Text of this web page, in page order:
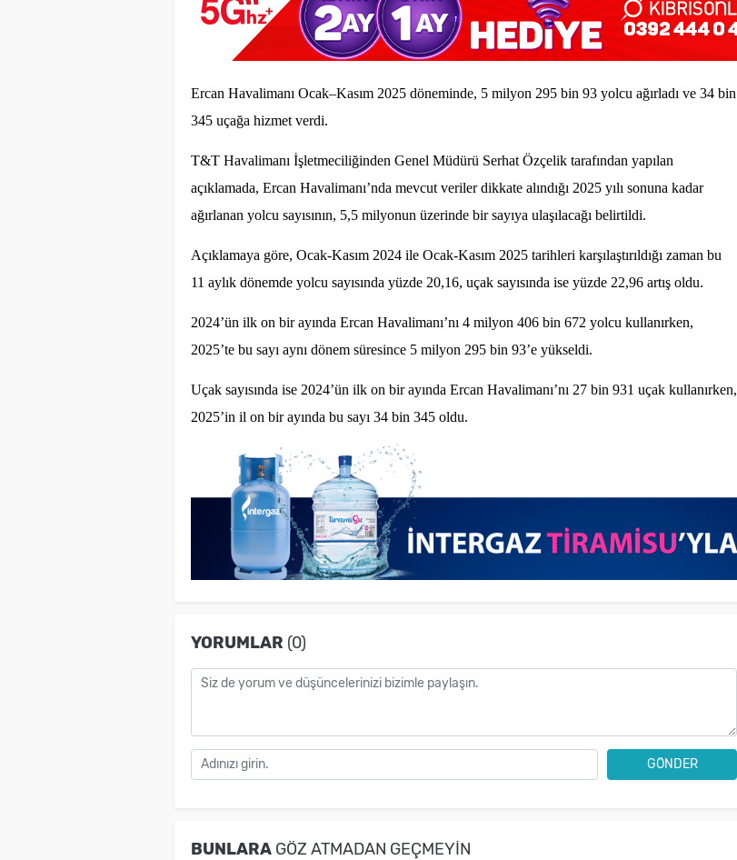
Ercan Havalimanı Ocak–Kasım 2025 döneminde, 5 milyon 295 bin 93 yolcu ağırladı ve 34 bin
345 uçağa hizmet verdi.
T&T Havalimanı İşletmeciliğinden Genel Müdürü Serhat Özçelik tarafından yapılan
açıklamada, Ercan Havalimanı’nda mevcut veriler dikkate alındığı 2025 yılı sonuna kadar
ağırlanan yolcu sayısının, 5,5 milyonun üzerinde bir sayıya ulaşılacağı belirtildi.
Açıklamaya göre, Ocak-Kasım 2024 ile Ocak-Kasım 2025 tarihleri karşılaştırıldığı zaman bu
11 aylık dönemde yolcu sayısında yüzde 20,16, uçak sayısında ise yüzde 22,96 artış oldu.
2024’ün ilk on bir ayında Ercan Havalimanı’nı 4 milyon 406 bin 672 yolcu kullanırken,
2025’te bu sayı aynı dönem süresince 5 milyon 295 bin 93’e yükseldi.
Uçak sayısında ise 2024’ün ilk on bir ayında Ercan Havalimanı’nı 27 bin 931 uçak kullanırken,
2025’in il on bir ayında bu sayı 34 bin 345 oldu.
YORUMLAR (0)
GÖNDER
BUNLARAGÖZ ATMADAN GEÇMEYIN